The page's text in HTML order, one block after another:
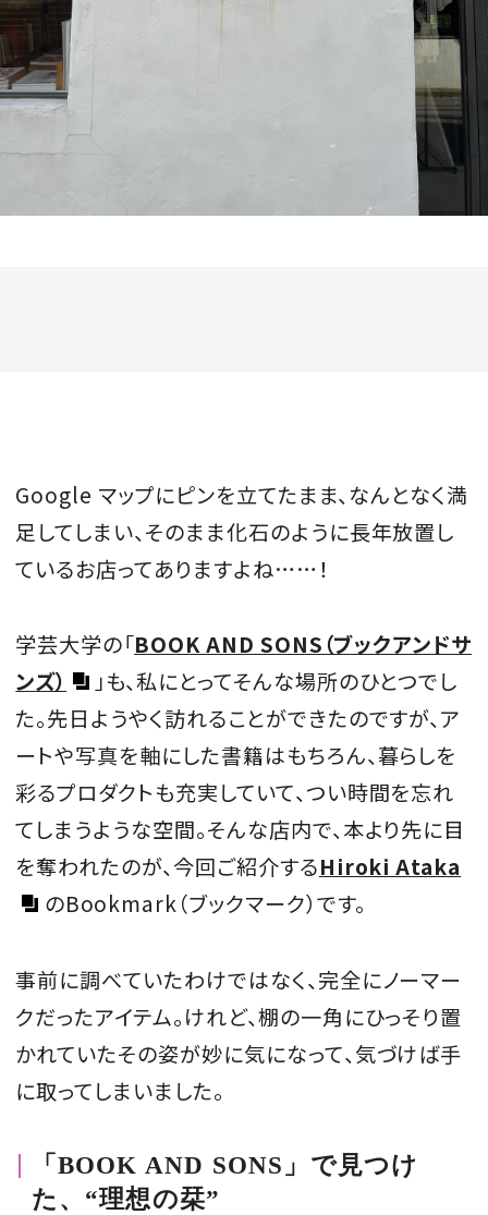
MAGAZINE
Google マップにピンを立てたまま、なんとなく満
足してしまい、そのまま化石のように長年放置し
ているお店ってありますよね……！
学芸大学の「BOOK AND SONS（ブックアンドサ
ンズ）
」も、私にとってそんな場所のひとつでし
た。先日ようやく訪れることができたのですが、ア
ートや写真を軸にした書籍はもちろん、暮らしを
彩るプロダクトも充実していて、つい時間を忘れ
てしまうような空間。そんな店内で、本より先に目
を奪われたのが、今回ご紹介するHiroki Ataka
のBookmark（ブックマーク）です。
事前に調べていたわけではなく、完全にノーマー
クだったアイテム。けれど、棚の一角にひっそり置
かれていたその姿が妙に気になって、気づけば手
に取ってしまいました。
「BOOK AND SONS」で見つけ
た、“理想の栞”